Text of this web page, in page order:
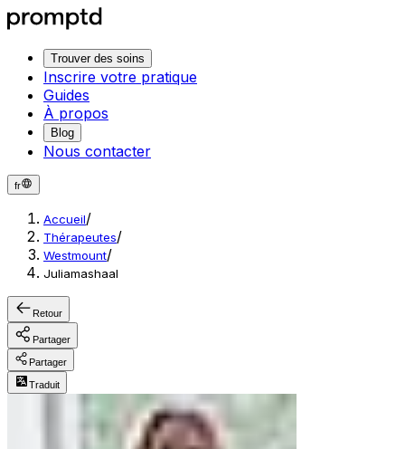
Trouver des soins
Inscrire votre pratique
Guides
À propos
Blog
Nous contacter
fr
Accueil/
Thérapeutes/
Westmount/
Juliamashaal
Retour
Partager
Partager
Traduit